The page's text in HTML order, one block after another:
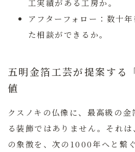
工実績がある工房か。
アフターフォロー： 数十
た相談ができるか。
五明金箔工芸が提案する
値
クスノキの仏像に、最高級の
る装飾ではありません。それ
の象徴を、次の1000年へと繋